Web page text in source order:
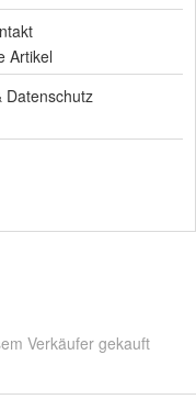
Artikel
Datenschutz
Verkäufer gekauft